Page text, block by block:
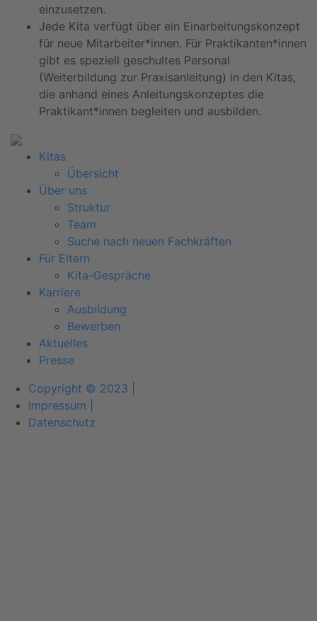
einzusetzen.
Jede Kita verfügt über ein Einarbeitungskonzept
für neue Mitarbeiter*innen. Für Praktikanten*innen
gibt es speziell geschultes Personal
(Weiterbildung zur Praxisanleitung) in den Kitas,
die anhand eines Anleitungskonzeptes die
Praktikant*innen begleiten und ausbilden.
Kitas
Übersicht
Über uns
Struktur
Team
Suche nach neuen Fachkräften
Für Eltern
Kita-Gespräche
Karriere
Ausbildung
Bewerben
Aktuelles
Presse
Copyright © 2023 |
Impressum |
Datenschutz